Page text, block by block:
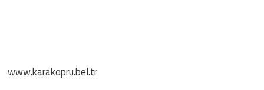
www.karakopru.bel.tr